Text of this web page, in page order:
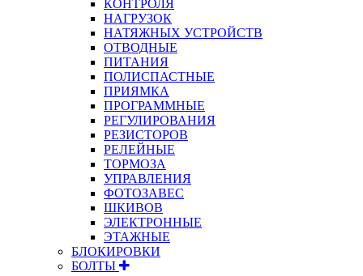
КОНТРОЛЯ
НАГРУЗОК
НАТЯЖНЫХ УСТРОЙСТВ
ОТВОДНЫЕ
ПИТАНИЯ
ПОЛИСПАСТНЫЕ
ПРИЯМКА
ПРОГРАММНЫЕ
РЕГУЛИРОВАНИЯ
РЕЗИСТОРОВ
РЕЛЕЙНЫЕ
ТОРМОЗА
УПРАВЛЕНИЯ
ФОТОЗАВЕС
ШКИВОВ
ЭЛЕКТРОННЫЕ
ЭТАЖНЫЕ
БЛОКИРОВКИ
БОЛТЫ